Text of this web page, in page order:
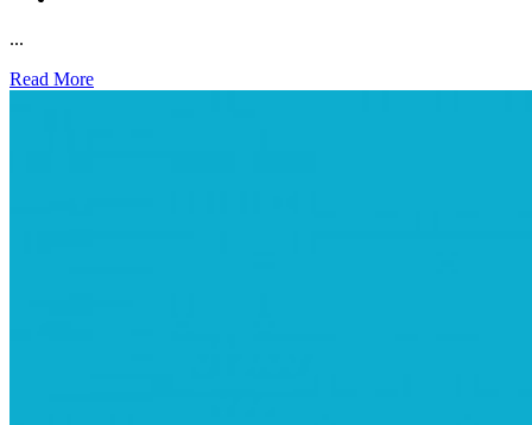
...
Read More